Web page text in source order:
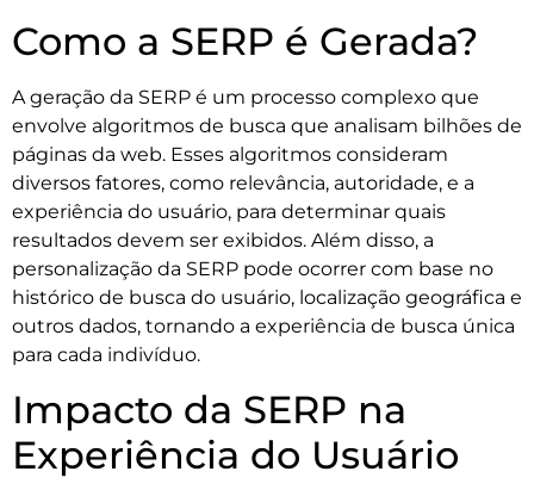
Como a SERP é Gerada?
A geração da SERP é um processo complexo que
envolve algoritmos de busca que analisam bilhões de
páginas da web. Esses algoritmos consideram
diversos fatores, como relevância, autoridade, e a
experiência do usuário, para determinar quais
resultados devem ser exibidos. Além disso, a
personalização da SERP pode ocorrer com base no
histórico de busca do usuário, localização geográfica e
outros dados, tornando a experiência de busca única
para cada indivíduo.
Impacto da SERP na
Experiência do Usuário